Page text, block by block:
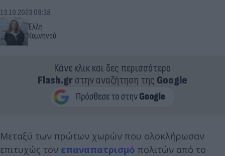
Έλλη
Κομνηνού
13.10.2023 09:38
Κάνε κλικ και δες περισσότερο
Flash.grστην αναζήτηση της Google
Μεταξύ των πρώτων χωρών που ολοκλήρωσαν
επιτυχώς τον επαναπατρισμό πολιτών από το